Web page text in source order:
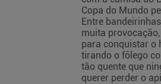
Copa do Mundo
Entre
muita
para conquistar o
tirando o fôlego
tão quente que
querer perder o